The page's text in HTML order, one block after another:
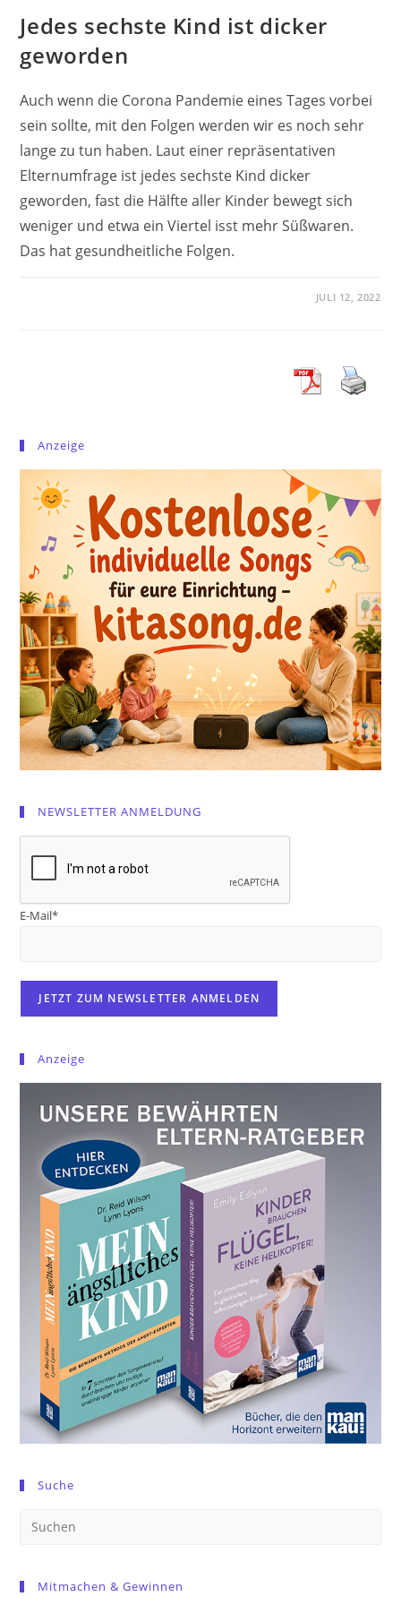
Jedes sechste Kind ist dicker
geworden
Auch wenn die Corona Pandemie eines Tages vorbei
sein sollte, mit den Folgen werden wir es noch sehr
lange zu tun haben. Laut einer repräsentativen
Elternumfrage ist jedes sechste Kind dicker
geworden, fast die Hälfte aller Kinder bewegt sich
weniger und etwa ein Viertel isst mehr Süßwaren.
Das hat gesundheitliche Folgen.
JULI 12, 2022
Anzeige
NEWSLETTER ANMELDUNG
E-Mail*
Anzeige
Suche
Mitmachen & Gewinnen